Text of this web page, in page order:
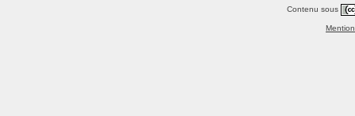
Contenu sous